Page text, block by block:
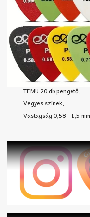
TEMU 20 db pengető,
Vegyes színek,
Vastagság 0,58 - 1,5 mm